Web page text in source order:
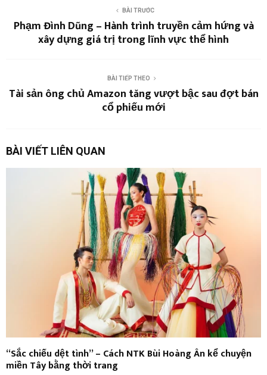
BÀI TRƯỚC
Phạm Đình Dũng – Hành trình truyền cảm hứng và
xây dựng giá trị trong lĩnh vực thể hình
BÀI TIẾP THEO
Tài sản ông chủ Amazon tăng vượt bậc sau đợt bán
cổ phiếu mới
BÀI VIẾT LIÊN QUAN
“Sắc chiếu dệt tình” – Cách NTK Bùi Hoàng Ân kể chuyện
miền Tây bằng thời trang